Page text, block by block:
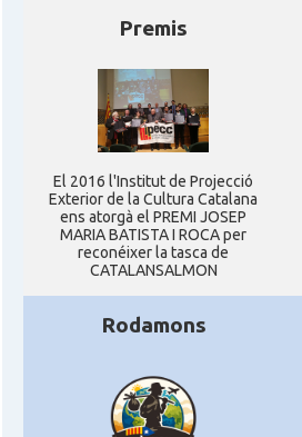
Premis
El 2016 l'Institut de Projecció
Exterior de la Cultura Catalana
ens atorgà el PREMI JOSEP
MARIA BATISTA I ROCA per
reconéixer la tasca de
CATALANSALMON
Rodamons